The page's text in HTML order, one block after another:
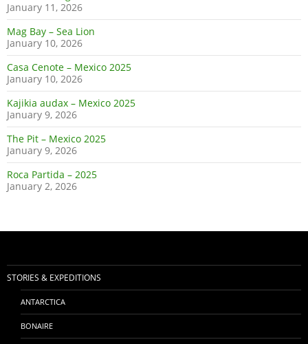
January 11, 2026
Mag Bay – Sea Lion
January 10, 2026
Casa Cenote – Mexico 2025
January 10, 2026
Kajikia audax – Mexico 2025
January 9, 2026
The Pit – Mexico 2025
January 9, 2026
Roca Partida – 2025
January 2, 2026
STORIES & EXPEDITIONS
ANTARCTICA
BONAIRE